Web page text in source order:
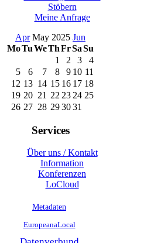
Stöbern
Meine Anfrage
AprMay 2025 Jun
MoTuWeThFrSaSu
1
2 3
4
5
6 7 8 9 10 11
12 13 14 15 16 17 18
19 20 21 22 23 24 25
26 27 28 293031
Services
Über uns / Kontakt
Information
Konferenzen
LoCloud
Metadaten
EuropeanaLocal